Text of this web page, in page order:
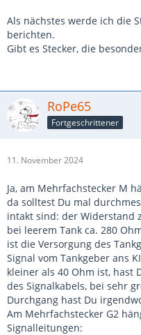
Als nächstes werde ich die
berichten.
Gibt es Stecker, die
RoPe65
Fortgeschrittener
11. November 2024
Ja, am Mehrfachstecker M
da solltest Du mal
intakt sind: der Widerstand
bei leerem Tank ca. 280
ist die Versorgung des
Signal vom Tankgeber ans
kleiner als 40 Ohm ist, hast
des Signalkabels, bei sehr
Durchgang hast Du
Am Mehrfachstecker G2
Signalleitungen: